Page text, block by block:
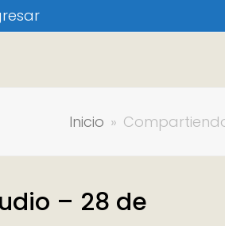
Inicio »
– 28 de